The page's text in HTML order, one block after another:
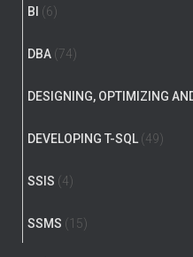
BI (6)
DBA (74)
DESIGNING, OPTIMIZING
DEVELOPING T-SQL (49)
SSIS (4)
SSMS (15)